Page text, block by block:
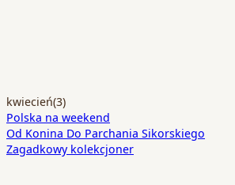
kwiecień(3)
Polska na weekend
Od Konina Do Parchania Sikorskiego
Zagadkowy kolekcjoner